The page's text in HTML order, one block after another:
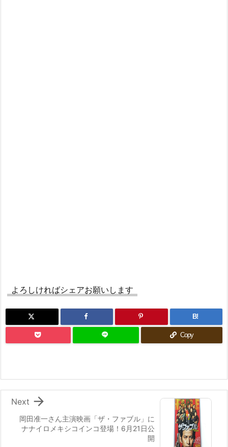
よろしければシェアお願いします
B!
Copy
岡田准一さん主演映画「ザ・ファブル」に
ナナイロメキシコインコ登場！6月21日公
開

Next